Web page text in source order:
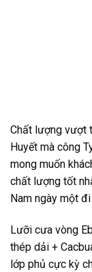
Chất lượng vượt
Huyết mà công
mong muốn
chất lượng tốt
Nam ngày một
Lưỡi cưa vòng
thép dải +
lớp phủ cực kỳ